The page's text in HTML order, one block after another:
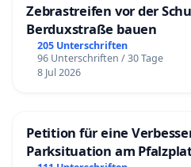
Zebrastreifen vor der
Berduxstraße bauen
205 Unterschriften
96 Unterschriften / 30 Tage
8 Jul 2026
Petition für eine
Parksituation am